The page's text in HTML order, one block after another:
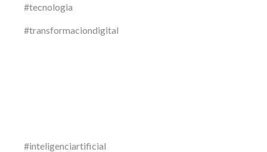
#tecnologia
#transformaciondigital
#inteligenciartificial